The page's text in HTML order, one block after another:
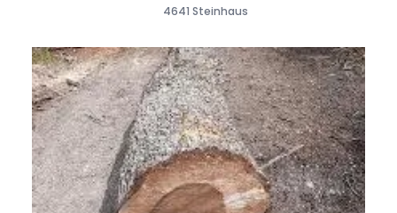
Anfrage
4641 Steinhaus